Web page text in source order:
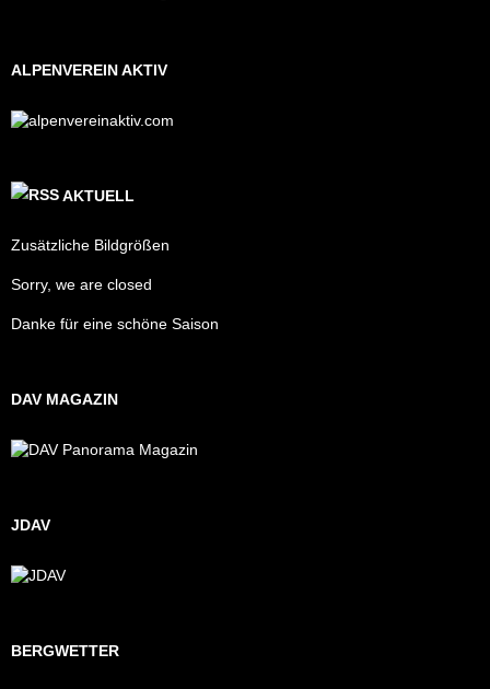
ALPENVEREIN AKTIV
AKTUELL
Zusätzliche Bildgrößen
Sorry, we are closed
Danke für eine schöne Saison
DAV MAGAZIN
JDAV
BERGWETTER